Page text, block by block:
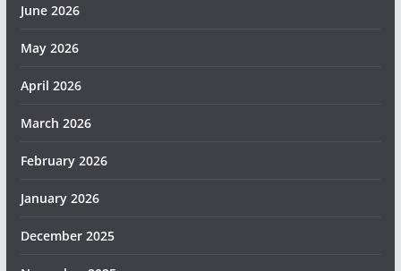
June 2026
May 2026
April 2026
March 2026
February 2026
January 2026
December 2025